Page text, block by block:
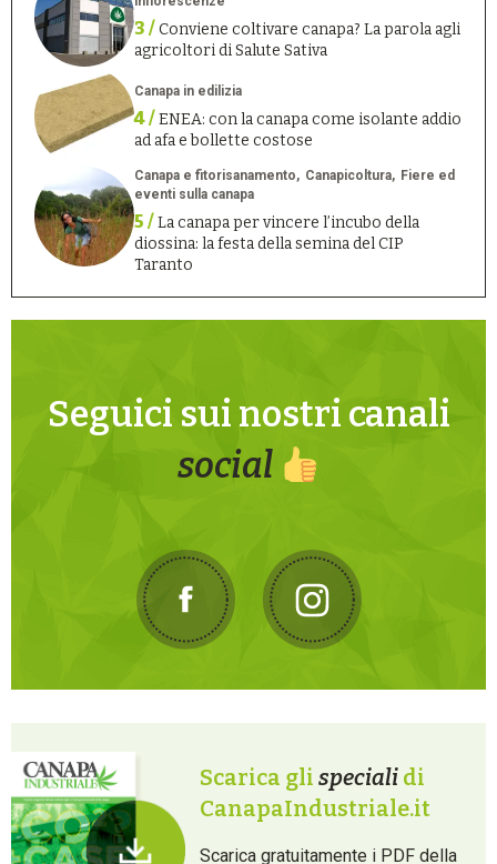
3 /Conviene coltivare canapa? La parola agli
agricoltori di Salute Sativa
Canapa in edilizia
4 /ENEA: con la canapa come isolante addio
ad afa e bollette costose
Canapa e fitorisanamento Canapicoltura
Fiere ed
eventi sulla canapa
5 /La canapa per vincere l’incubo della
diossina: la festa della semina del CIP
Taranto
Seguici sui nostri canali
social
Scarica gli speciali di
CanapaIndustriale.it
Scarica gratuitamente i PDF della